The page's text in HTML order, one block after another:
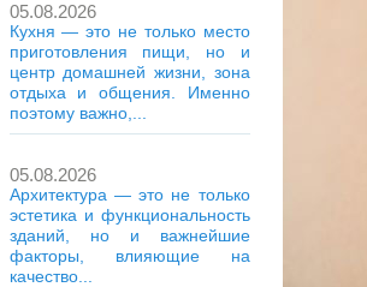
05.08.2026
Кухня — это не только место
приготовления пищи, но и
центр домашней жизни, зона
отдыха и общения. Именно
поэтому важно,...
05.08.2026
Архитектура — это не только
эстетика и функциональность
зданий, но и важнейшие
факторы, влияющие на
качество...